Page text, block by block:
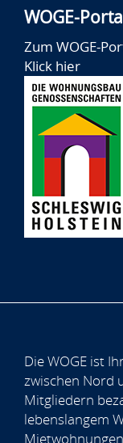
WOGE-
Zum WOGE-
Klick hier
Die WOGE ist
zwischen Nord
Mitgliedern
lebenslangem